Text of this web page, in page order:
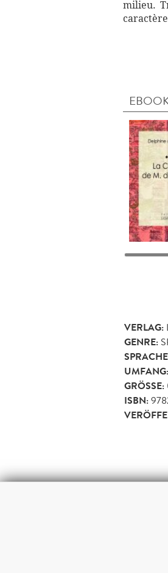
milieu.
VERLAG:
GENRE:
UMFANG:
GRÖSSE:
ISBN: